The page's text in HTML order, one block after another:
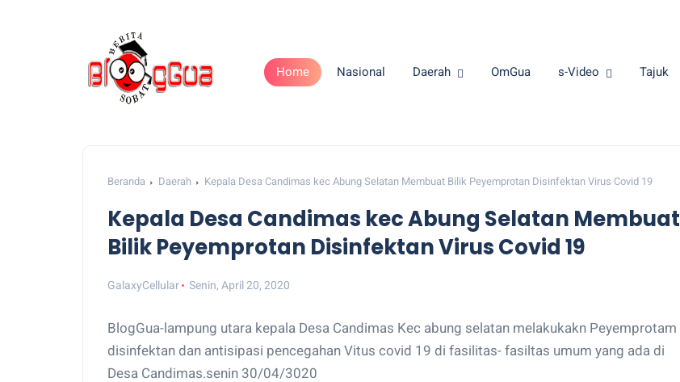
Home Nasional Daerah OmGua s-Video Tajuk
Beranda Daerah Kepala Desa Candimas kec Abung Selatan Membuat Bilik Peyemprotan Disinfektan Virus Covid 19
Kepala Desa Candimas kec Abung Selatan Membuat
Bilik Peyemprotan Disinfektan Virus Covid 19
GalaxyCellular Senin, April 20, 2020
BlogGua-lampung utara kepala Desa Candimas Kec abung selatan melakukakn Peyemprotam
disinfektan dan antisipasi pencegahan Vitus covid 19 di fasilitas- fasiltas umum yang ada di
Desa Candimas.senin 30/04/3020